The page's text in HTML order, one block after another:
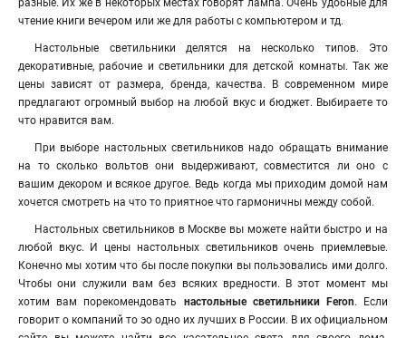
разные. Их же в некоторых местах говорят лампа. Очень удобные для
чтение книги вечером или же для работы с компьютером и тд.
Настольные светильники делятся на несколько типов. Это
декоративные, рабочие и светильники для детской комнаты. Так же
цены зависят от размера, бренда, качества. В современном мире
предлагают огромный выбор на любой вкус и бюджет. Выбираете то
что нравится вам.
При выборе настольных светильников надо обращать внимание
на то сколько вольтов они выдерживают, совместится ли оно с
вашим декором и всякое другое. Ведь когда мы приходим домой нам
хочется смотреть на что то приятное что гармоничны между собой.
Настольных светильников в Москве вы можете найти быстро и на
любой вкус. И цены настольных светильников очень приемлевые.
Конечно мы хотим что бы после покупки вы пользовались ими долго.
Чтобы они служили вам без всяких вредности. В этот момент мы
хотим вам порекомендовать настольные светильники Feron. Если
говорит о компаний то эо одно их лучших в России. В их официальном